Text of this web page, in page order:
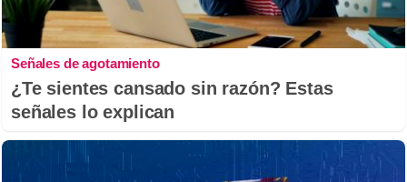
Señales de agotamiento
¿Te sientes cansado sin razón? Estas
señales lo explican